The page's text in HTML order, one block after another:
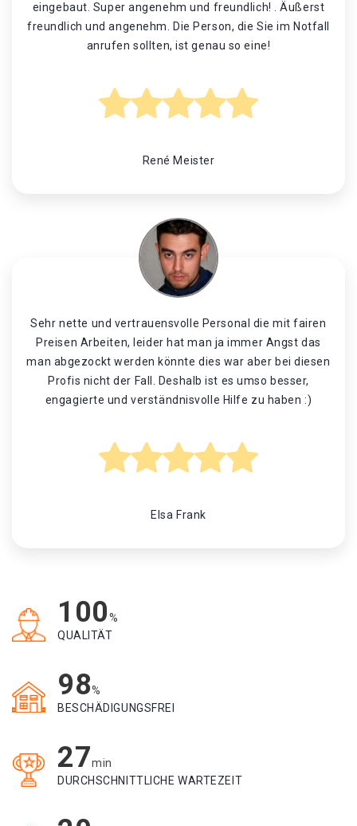
eingebaut. Super angenehm und freundlich! . Äußerst
freundlich und angenehm. Die Person, die Sie im Notfall
anrufen sollten, ist genau so eine!
René Meister
Sehr nette und vertrauensvolle Personal die mit fairen
Preisen Arbeiten, leider hat man ja immer Angst das
man abgezockt werden könnte dies war aber bei diesen
Profis nicht der Fall. Deshalb ist es umso besser,
engagierte und verständnisvolle Hilfe zu haben :)
Elsa Frank
100%
QUALITÄT
98%
BESCHÄDIGUNGSFREI
27min
DURCHSCHNITTLICHE WARTEZEIT